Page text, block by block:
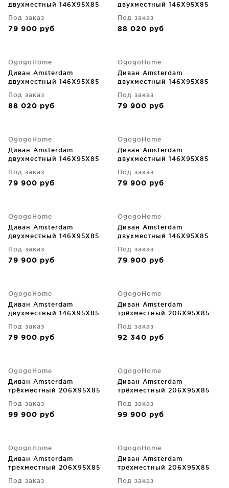
двухместный 146X95X85
Под заказ
79 900 руб
двухместный 146X95X85
Под заказ
88 020 руб
OgogoHome
Диван Amsterdam
двухместный 146X95X85
Под заказ
88 020 руб
OgogoHome
Диван Amsterdam
двухместный 146X95X85
Под заказ
79 900 руб
OgogoHome
Диван Amsterdam
двухместный 146X95X85
Под заказ
79 900 руб
OgogoHome
Диван Amsterdam
двухместный 146X95X85
Под заказ
79 900 руб
OgogoHome
Диван Amsterdam
двухместный 146X95X85
Под заказ
79 900 руб
OgogoHome
Диван Amsterdam
двухместный 146X95X85
Под заказ
79 900 руб
OgogoHome
Диван Amsterdam
двухместный 146X95X85
Под заказ
79 900 руб
OgogoHome
Диван Amsterdam
трёхместный 206X95X85
Под заказ
92 340 руб
OgogoHome
Диван Amsterdam
трёхместный 206X95X85
Под заказ
99 900 руб
OgogoHome
Диван Amsterdam
трёхместный 206X95X85
Под заказ
99 900 руб
OgogoHome
Диван Amsterdam
трехместный 206X95X85
Под заказ
OgogoHome
Диван Amsterdam
трёхместный 206X95X85
Под заказ